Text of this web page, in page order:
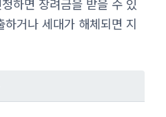
하면 장려금을 받을 수 있
거나 세대가 해체되면 지